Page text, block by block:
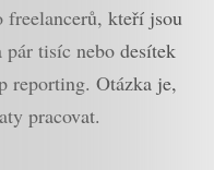
freelancerů, kteří jsou
pár tisíc nebo desítek
reporting. Otázka je,
pracovat.